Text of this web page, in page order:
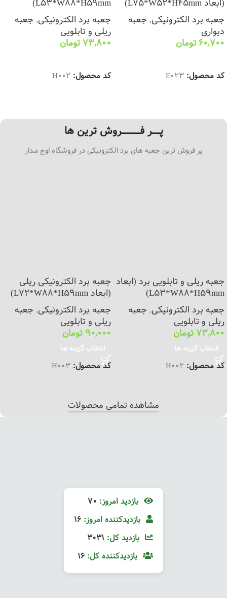
(ابعاد L75*W52*H45mm)
جعبه برد الکترونیکی, جعبه
دیواری
60,700 تومان
کد محصول: E023
L53*W88*H59mm)
جعبه برد الکترونیکی, جعبه
ریلی و تابلویی
73,800 تومان
کد محصول: H002
پـــــر فــــــــــــروش ترین ها
پر فروش ترین جعبه های برد الکترونیکی در فروشگاه اوج مـدار
جعبه ریلی و تابلویی برد (ابعاد
L53*W88*H59mm)
جعبه برد الکترونیکی, جعبه
ریلی و تابلویی
73,800 تومان
انتخاب گزینه ها
کد محصول: H002
جعبه برد الکترونیکی ریلی
(ابعاد L72*W88*H59mm)
جعبه برد الکترونیکی, جعبه
ریلی و تابلویی
90,000 تومان
انتخاب گزینه ها
کد محصول: H003
مشاهده تمامی محصولات
بازدید امروز:
بازدیدکننده امروز:
بازدید کل:
بازدیدکننده کل: